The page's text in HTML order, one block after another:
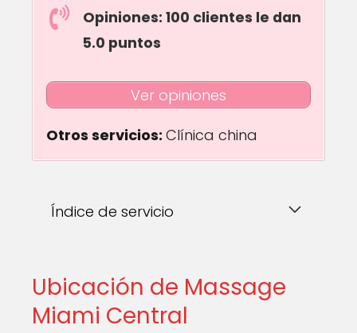
Opiniones: 100 clientes le dan
5.0 puntos
Ver opiniones
Otros servicios: Clínica china
Índice de servicio
Ubicación de Massage
Miami Central